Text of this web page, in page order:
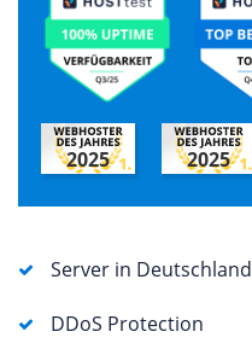
2025 2025
Server in Deutschland
DDoS Protection